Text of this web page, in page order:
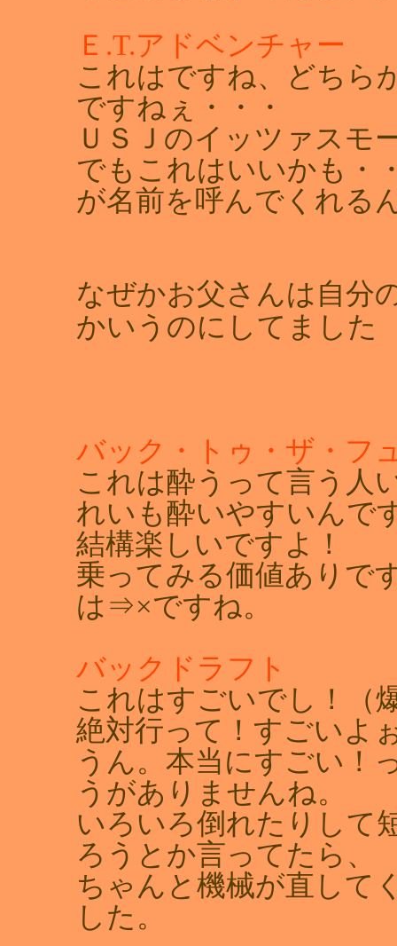
Ｅ.T.アドベンチャー
これはですね、どちら
ですねぇ・・・
ＵＳＪのイッツァスモ
でもこれはいいかも・
が名前を呼んでくれる
なぜかお父さんは自分
かいうのにしてました
バック・トゥ・ザ・フ
これは酔うって言う人
れいも酔いやすいんで
結構楽しいですよ！
乗ってみる価値ありで
は⇒×ですね。
バックドラフト
これはすごいでし！（
絶対行って！すごいよ
うん。本当にすごい！
うがありませんね。
いろいろ倒れたりして
ろうとか言ってたら、
ちゃんと機械が直して
した。